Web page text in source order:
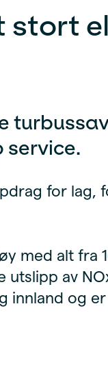
stort
service.
for lag,
med alt fra
av
innland og